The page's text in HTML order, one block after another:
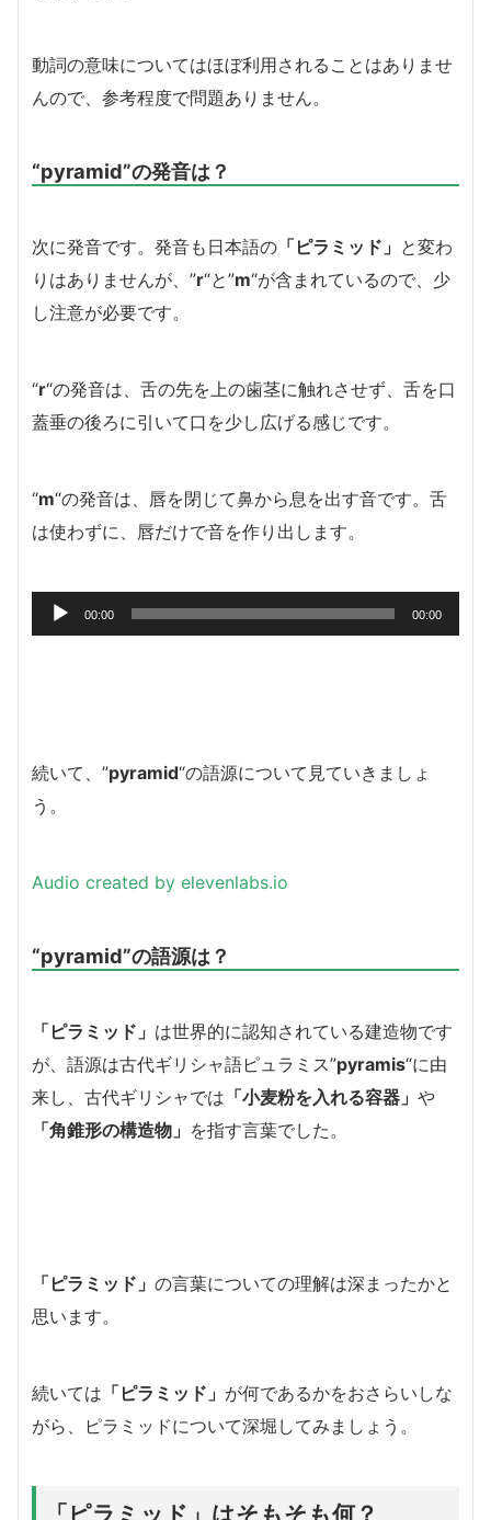
動詞の意味についてはほぼ利用されることはありませ
んので、参考程度で問題ありません。
“pyramid”の発音は？
次に発音です。発音も日本語の 「ピラミッド」 と変わ
りはありませんが、”r“と”m“が含まれているので、少
し注意が必要です。
“r“の発音は、舌の先を上の歯茎に触れさせず、舌を口
蓋垂の後ろに引いて口を少し広げる感じです。
“m“の発音は、唇を閉じて鼻から息を出す音です。舌
は使わずに、唇だけで音を作り出します。
声
ー
00:00 00:00
続いて、”pyramid“の語源について見ていきましょ
う。
Audio created by elevenlabs.io
“pyramid”の語源は？
「ピラミッド」 は世界的に認知されている建造物です
が、語源は古代ギリシャ語ピュラミス”pyramis“に由
来し、古代ギリシャでは 「小麦粉を入れる容器」 や
「角錐形の構造物」 を指す言葉でした。
「ピラミッド」 の言葉についての理解は深まったかと
思います。
続いては 「ピラミッド」 が何であるかをおさらいしな
がら、ピラミッドについて深堀してみましょう。
「ピラミッド」はそもそも何？